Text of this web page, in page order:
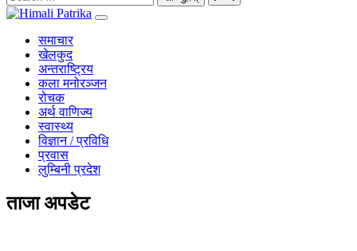
समाचार
खेलकुद
अन्तराष्ट्रिय
कला मनोरञ्जन
रोचक
अर्थ वाणिज्य
स्वास्थ्य
विज्ञान / प्रविधि
प्रवास
लुम्बिनी प्रदेश
ताजा अपडेट